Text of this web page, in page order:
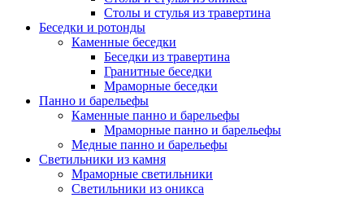
Столы и стулья из травертина
Беседки и ротонды
Каменные беседки
Беседки из травертина
Гранитные беседки
Мраморные беседки
Панно и барельефы
Каменные панно и барельефы
Мраморные панно и барельефы
Медные панно и барельефы
Светильники из камня
Мраморные светильники
Светильники из оникса